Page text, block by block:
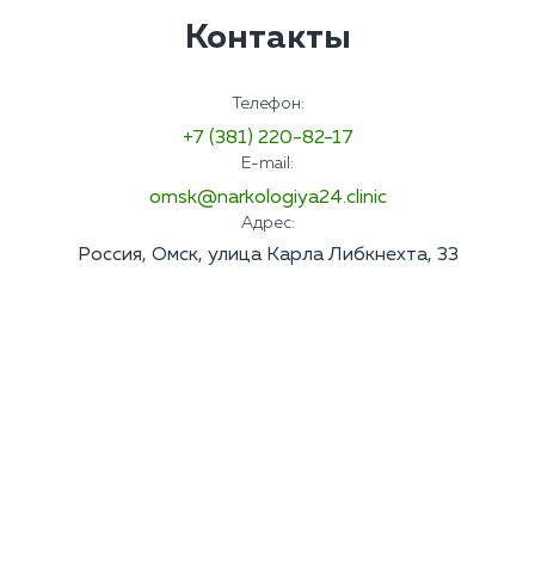
Контакты
Телефон:
+7 (381) 220-82-17
E-mail:
omsk@narkologiya24.clinic
Адрес:
Россия, Омск, улица Карла Либкнехта, 33